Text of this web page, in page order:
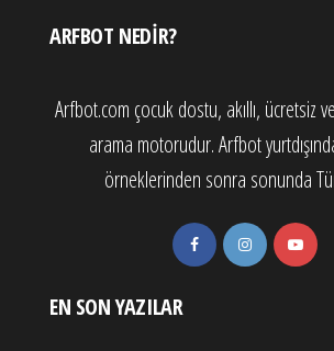
ARFBOT NEDIR?
Arfbot.com çocuk dostu, akıllı, ücretsiz
arama motorudur. Arfbot
örneklerinden sonra sonunda
EN SON YAZILAR